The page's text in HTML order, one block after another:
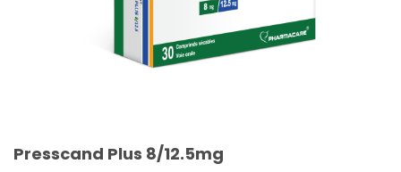
Presscand Plus 8/12.5mg